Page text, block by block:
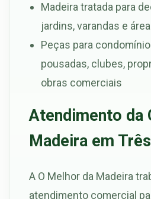
Madeira tratada para
jardins, varandas e
Peças para
pousadas, clubes,
obras comerciais
Atendimento da
Madeira em
A O Melhor da Madeira
atendimento comercial